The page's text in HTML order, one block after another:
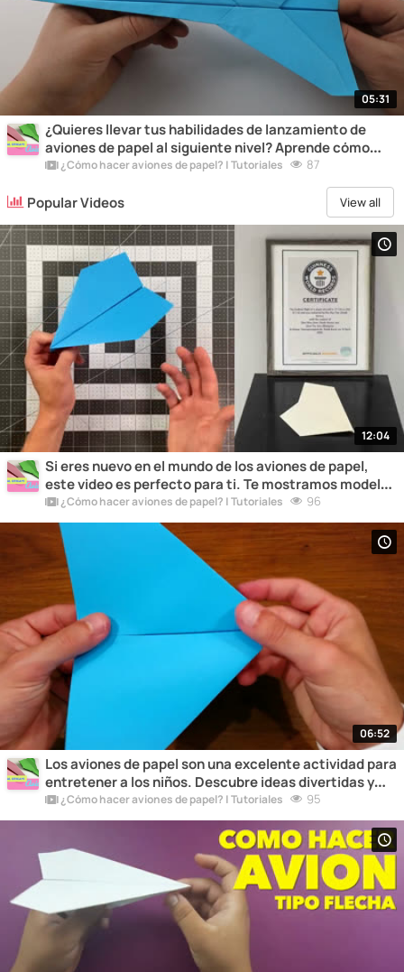
05:31
¿Quieres llevar tus habilidades de lanzamiento de
aviones de papel al siguiente nivel? Aprende cómo
construir un lanzador potente y descubre cómo
¿Cómo hacer aviones de papel? | Tutoriales 87
Popular Videos View all
12:04
Si eres nuevo en el mundo de los aviones de papel,
este video es perfecto para ti. Te mostramos modelos
simples pero divertidos para que comiences a
disfrutar de esta actividad.
¿Cómo hacer aviones de papel? | Tutoriales 96
06:52
Los aviones de papel son una excelente actividad para
entretener a los niños. Descubre ideas divertidas y
educativas para hacer aviones de papel con los más
pequeños de la casa.
¿Cómo hacer aviones de papel? | Tutoriales 95